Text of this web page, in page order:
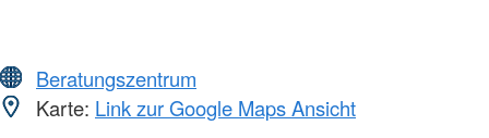
Beratungszentrum
Karte: Link zur Google Maps Ansicht